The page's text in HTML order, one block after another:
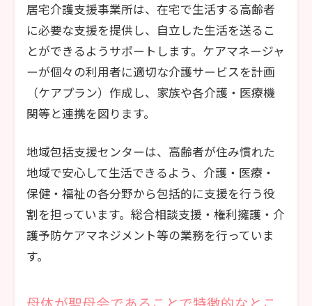
居宅介護支援事業所は、在宅で生活する高齢者
に必要な支援を提供し、自立した生活を送るこ
とができるようサポートします。ケアマネージャ
ーが個々の利用者に適切な介護サービスを計画
（ケアプラン）作成し、家族や各介護・医療機
関等と連携を図ります。
地域包括支援センターは、高齢者が住み慣れた
地域で安心して生活できるよう、介護・医療・
保健・福祉の各分野から包括的に支援を行う役
割を担っています。総合相談支援・権利擁護・介
護予防ケアマネジメント等の業務を行っていま
す。